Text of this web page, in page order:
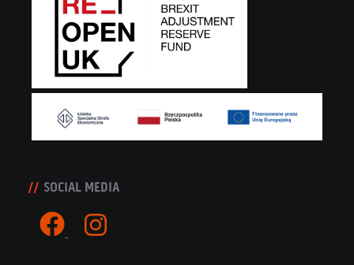
SOCIAL MEDIA